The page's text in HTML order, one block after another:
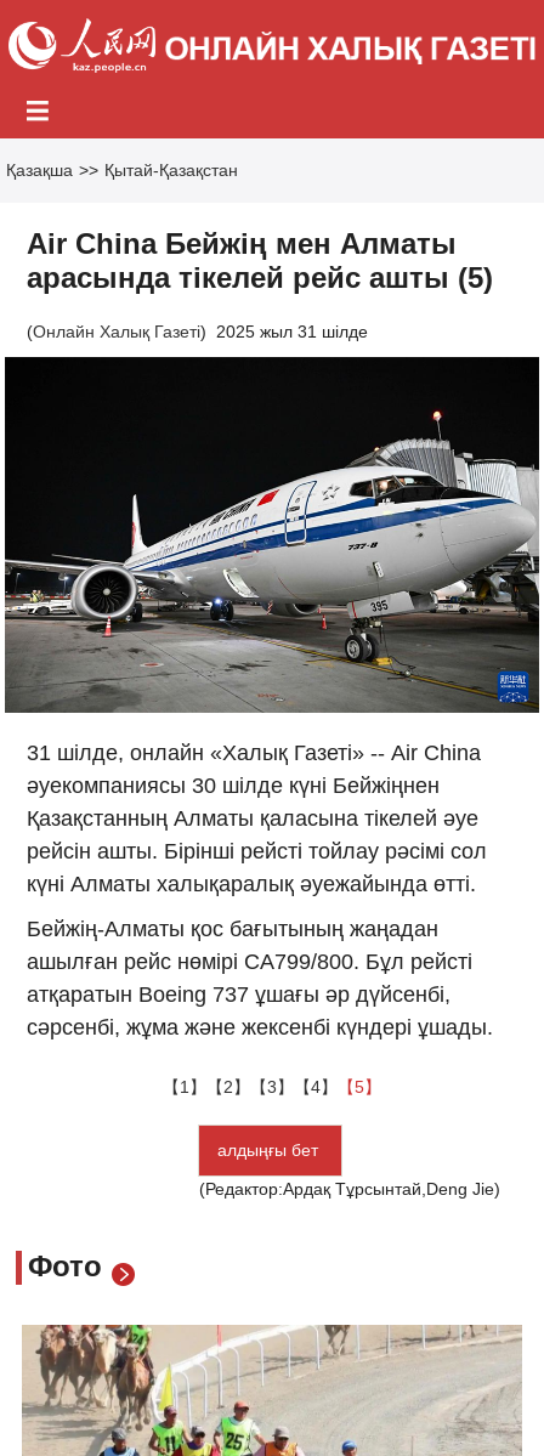
Қазақша >> Қытай-Қазақстан
Air China Бейжің мен Алматы
арасында тікелей рейс ашты (5)
(Онлайн Халық Газеті) 2025 жыл 31 шілде
31 шілде, онлайн «Халық Газеті» -- Air China
әуекомпаниясы 30 шілде күні Бейжіңнен
Қазақстанның Алматы қаласына тікелей әуе
рейсін ашты. Бірінші рейсті тойлау рәсімі сол
күні Алматы халықаралық әуежайында өтті.
Бейжің-Алматы қос бағытының жаңадан
ашылған рейс нөмірі CA799/800. Бұл рейсті
атқаратын Boeing 737 ұшағы әр дүйсенбі,
сәрсенбі, жұма және жексенбі күндері ұшады.
【1】 【2】 【3】 【4】 【5】
алдыңғы бет
(Редактор:Ардақ Тұрсынтай,Deng Jie)
Фото